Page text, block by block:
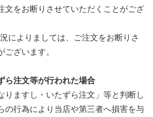
文をお断りさせていただくことがござ
によりましては、ご注文をお断りさ
ございます。
ら注文等が行われた場合
りますし・いたずら注文」等と判断し
の行為により当店や第三者へ損害を与